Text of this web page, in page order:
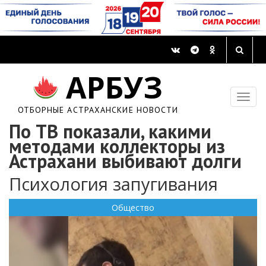
АРБУЗ
ОТБОРНЫЕ АСТРАХАНСКИЕ НОВОСТИ
По ТВ показали, какими
методами коллекторы из
Астрахани выбивают долги
Психология запугивания
Общество